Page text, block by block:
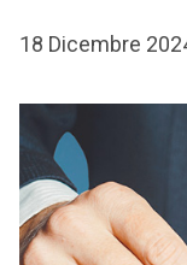
18 Dicembre